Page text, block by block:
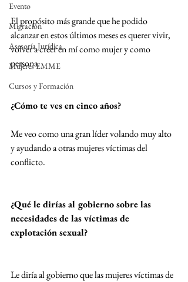
Evento
Migración
Asesoría Jurídica
Mujeres EMME
Cursos y Formación
El propósito más grande que he podido
alcanzar en estos últimos meses es querer vivir,
volver a creer en mí como mujer y como
persona.
¿Cómo te ves en cinco años?
Me veo como una gran líder volando muy alto
y ayudando a otras mujeres víctimas del
conflicto.
¿Qué le dirías al gobierno sobre las
necesidades de las víctimas de
explotación sexual?
Le diría al gobierno que las mujeres víctimas de